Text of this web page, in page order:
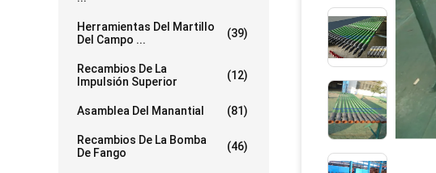
Herramientas Del Martillo
Del Campo ...
(39)
Recambios De La
Impulsión Superior
(12)
Asamblea Del Manantial (81)
Recambios De La Bomba
De Fango
(46)